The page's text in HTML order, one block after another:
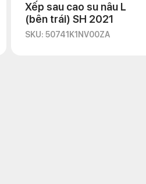
Xếp sau cao su nâu L
(bên trái) SH 2021
SKU: 50741K1NV00ZA